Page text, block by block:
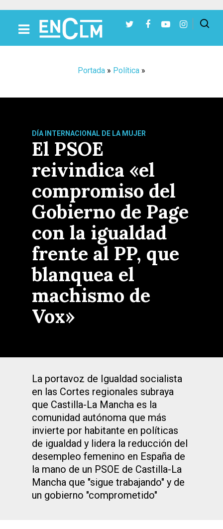
Portada » Política »
DÍA INTERNACIONAL DE LA MUJER
El PSOE
reivindica «el
compromiso del
Gobierno de Page
con la igualdad
frente al PP, que
blanquea el
machismo de
Vox»
La portavoz de Igualdad socialista
en las Cortes regionales subraya
que Castilla-La Mancha es la
comunidad autónoma que más
invierte por habitante en políticas
de igualdad y lidera la reducción del
desempleo femenino en España de
la mano de un PSOE de Castilla-La
Mancha que "sigue trabajando" y de
un gobierno "comprometido"